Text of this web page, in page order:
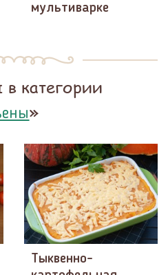
мультиварке
категории
»
Тыквенно-